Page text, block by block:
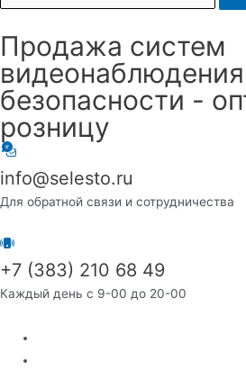
Продажа систем
безопасности -
розницу
info@selesto.ru
Для обратной связи и сотрудничества
+7 (383) 210 68 49
Каждый день с 9-00 до 20-00